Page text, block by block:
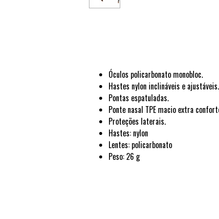
Óculos policarbonato monobloc.
Hastes nylon inclináveis e ajustáveis.
Pontas espatuladas.
Ponte nasal TPE macio extra
Proteções laterais.
Hastes: nylon
Lentes: policarbonato
Peso: 26 g